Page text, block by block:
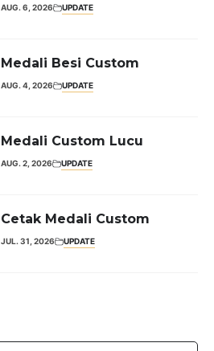
AUG. 6, 2026 UPDATE
Medali Besi Custom
AUG. 4, 2026 UPDATE
Medali Custom Lucu
AUG. 2, 2026 UPDATE
Cetak Medali Custom
JUL. 31, 2026 UPDATE